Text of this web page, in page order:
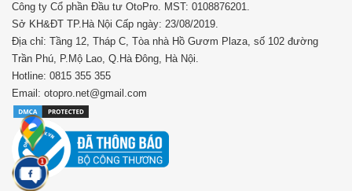
Công ty Cổ phần Đầu tư OtoPro. MST: 0108876201.
Sở KH&ĐT TP.Hà Nội Cấp ngày: 23/08/2019.
Địa chỉ: Tầng 12, Tháp C, Tòa nhà Hồ Gươm Plaza, số 102 đường
Trần Phú, P.Mộ Lao, Q.Hà Đông, Hà Nội.
Hotline: 0815 355 355
Email: otopro.net@gmail.com